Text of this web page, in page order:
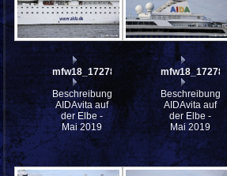
mfw18_172781
Beschreibung:
AIDAvita auf
der Elbe -
Mai 2019
mfw18_172780
Beschreibung:
AIDAvita auf
der Elbe -
Mai 2019